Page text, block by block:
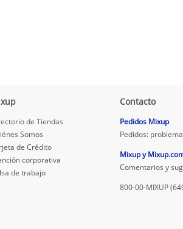
de Tiendas
Somos
de Crédito
corporativa
de trabajo
Contacto
Pedidos Mixup
Pedidos:
Mixup y
Comentarios y
800-00-MIXUP